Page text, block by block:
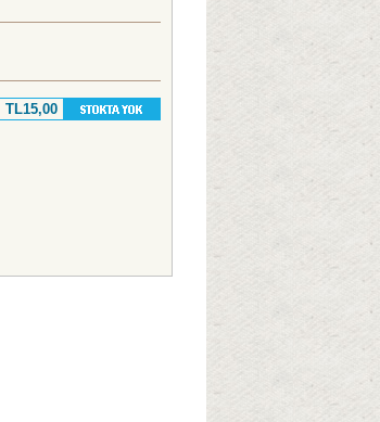
TL15,00